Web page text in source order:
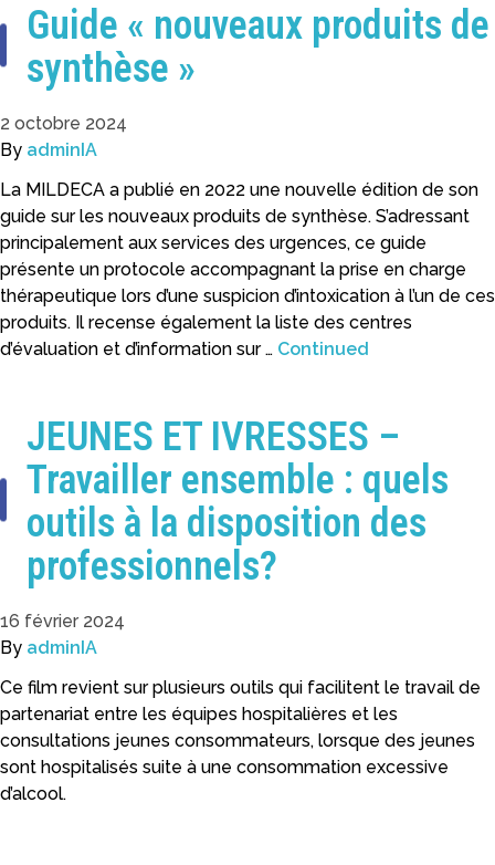
Guide « nouveaux produits de
synthèse »
2 octobre 2024
By adminIA
La MILDECA a publié en 2022 une nouvelle édition de son
guide sur les nouveaux produits de synthèse. S’adressant
principalement aux services des urgences, ce guide
présente un protocole accompagnant la prise en charge
thérapeutique lors d’une suspicion d’intoxication à l’un de ces
produits. Il recense également la liste des centres
d’évaluation et d’information sur … Continued
JEUNES ET IVRESSES –
Travailler ensemble : quels
outils à la disposition des
professionnels?
16 février 2024
By adminIA
Ce film revient sur plusieurs outils qui facilitent le travail de
partenariat entre les équipes hospitalières et les
consultations jeunes consommateurs, lorsque des jeunes
sont hospitalisés suite à une consommation excessive
d’alcool.